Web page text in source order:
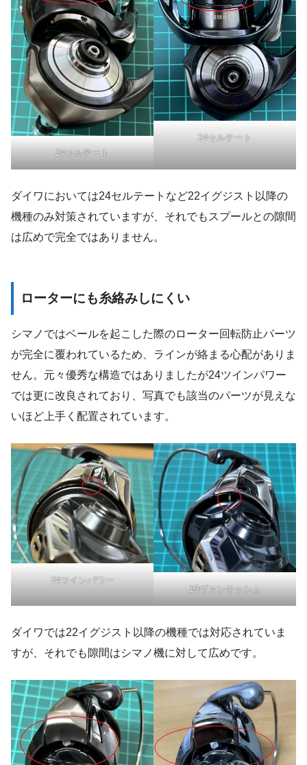
24セルテート
24セルテート
ダイワにおいては24セルテートなど22イグジスト以降の
機種のみ対策されていますが、それでもスプールとの隙間
は広めで完全ではありません。
ローターにも糸絡みしにくい
シマノではベールを起こした際のローター回転防止パーツ
が完全に覆われているため、ラインが絡まる心配がありま
せん。元々優秀な構造ではありましたが24ツインパワー
では更に改良されており、写真でも該当のパーツが見えな
いほど上手く配置されています。
24ツインパワー
19ヴァンキッシュ
ダイワでは22イグジスト以降の機種では対応されていま
すが、それでも隙間はシマノ機に対して広めです。